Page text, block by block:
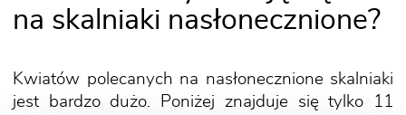
na skalniaki nasłonecznione?
Kwiatów polecanych na nasłonecznione skalniaki
jest bardzo dużo. Poniżej znajduje się tylko 11